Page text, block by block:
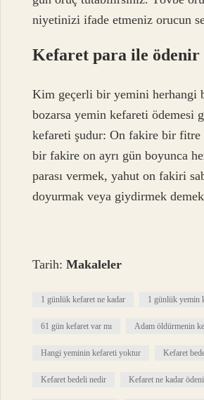
niyetinizi ifade etmeniz orucun
Kefaret para ile ödenir
Kim geçerli bir yemini herhangi
bozarsa yemin kefareti ödemesi
kefareti şudur: On fakire bir fitre
bir fakire on ayrı gün boyunca
parası vermek, yahut on fakiri
doyurmak veya giydirmek
Tarih:Makaleler
1 günlük kefaret ne kadar 1 günlük yemin
61 gün kefaret var mı Adam öldürmenin
Hangi yeminin kefareti yoktur Kefaret
Kefaret bedeli nedir Kefaret ne kadar